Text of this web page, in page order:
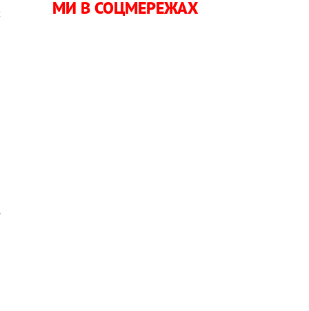
МИ В СОЦМЕРЕЖАХ